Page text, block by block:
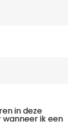
in deze
ik een